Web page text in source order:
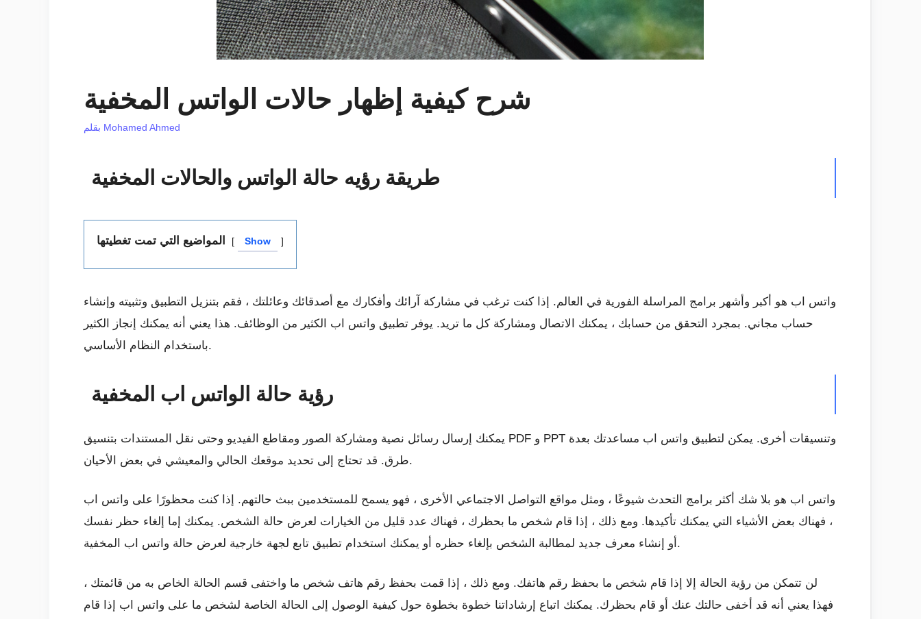
شرح كيفية إظهار حالات الواتس المخفية
Mohamed Ahmed
طريقة رؤيه حالة الواتس والحالات المخفية
المواضيع التي تمت تغطيتها Show
واتس اب هو أكبر وأشهر برامج المراسلة الفورية في العالم. إذا كنت ترغب في مشاركة آرائك وأفكارك مع أصدقائك وعائلتك ، فقم بتنزيل التطبيق وتثبيته وإنشاء
حساب مجاني. بمجرد التحقق من حسابك ، يمكنك الاتصال ومشاركة كل ما تريد. يوفر تطبيق واتس اب الكثير من الوظائف. هذا يعني أنه يمكنك إنجاز الكثير
باستخدام النظام الأساسي.
رؤية حالة الواتس اب المخفية
يمكنك إرسال رسائل نصية ومشاركة الصور ومقاطع الفيديو وحتى نقل المستندات بتنسيق PDF و PPT وتنسيقات أخرى. يمكن لتطبيق واتس اب مساعدتك بعدة
طرق. قد تحتاج إلى تحديد موقعك الحالي والمعيشي في بعض الأحيان.
واتس اب هو بلا شك أكثر برامج التحدث شيوعًا ، ومثل مواقع التواصل الاجتماعي الأخرى ، فهو يسمح للمستخدمين ببث حالتهم. إذا كنت محظورًا على واتس اب
، فهناك بعض الأشياء التي يمكنك تأكيدها. ومع ذلك ، إذا قام شخص ما بحظرك ، فهناك عدد قليل من الخيارات لعرض حالة الشخص. يمكنك إما إلغاء حظر نفسك
أو إنشاء معرف جديد لمطالبة الشخص بإلغاء حظره أو يمكنك استخدام تطبيق تابع لجهة خارجية لعرض حالة واتس اب المخفية.
لن تتمكن من رؤية الحالة إلا إذا قام شخص ما بحفظ رقم هاتفك. ومع ذلك ، إذا قمت بحفظ رقم هاتف شخص ما واختفى قسم الحالة الخاص به من قائمتك ،
فهذا يعني أنه قد أخفى حالتك عنك أو قام بحظرك. يمكنك اتباع إرشاداتنا خطوة بخطوة حول كيفية الوصول إلى الحالة الخاصة لشخص ما على واتس اب إذا قام